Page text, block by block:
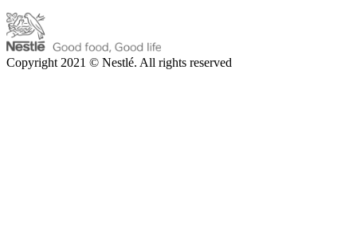
Copyright 2021 © Nestlé. All rights reserved